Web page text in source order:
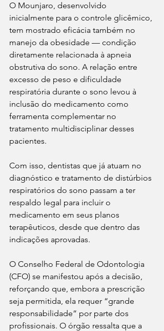
O Mounjaro, desenvolvido
inicialmente para o controle glicêmico,
tem mostrado eficácia também no
manejo da obesidade — condição
diretamente relacionada à apneia
obstrutiva do sono. A relação entre
excesso de peso e dificuldade
respiratória durante o sono levou à
inclusão do medicamento como
ferramenta complementar no
tratamento multidisciplinar desses
pacientes.
Com isso, dentistas que já atuam no
diagnóstico e tratamento de distúrbios
respiratórios do sono passam a ter
respaldo legal para incluir o
medicamento em seus planos
terapêuticos, desde que dentro das
indicações aprovadas.
O Conselho Federal de Odontologia
(CFO) se manifestou após a decisão,
reforçando que, embora a prescrição
seja permitida, ela requer “grande
responsabilidade” por parte dos
profissionais. O órgão ressalta que a